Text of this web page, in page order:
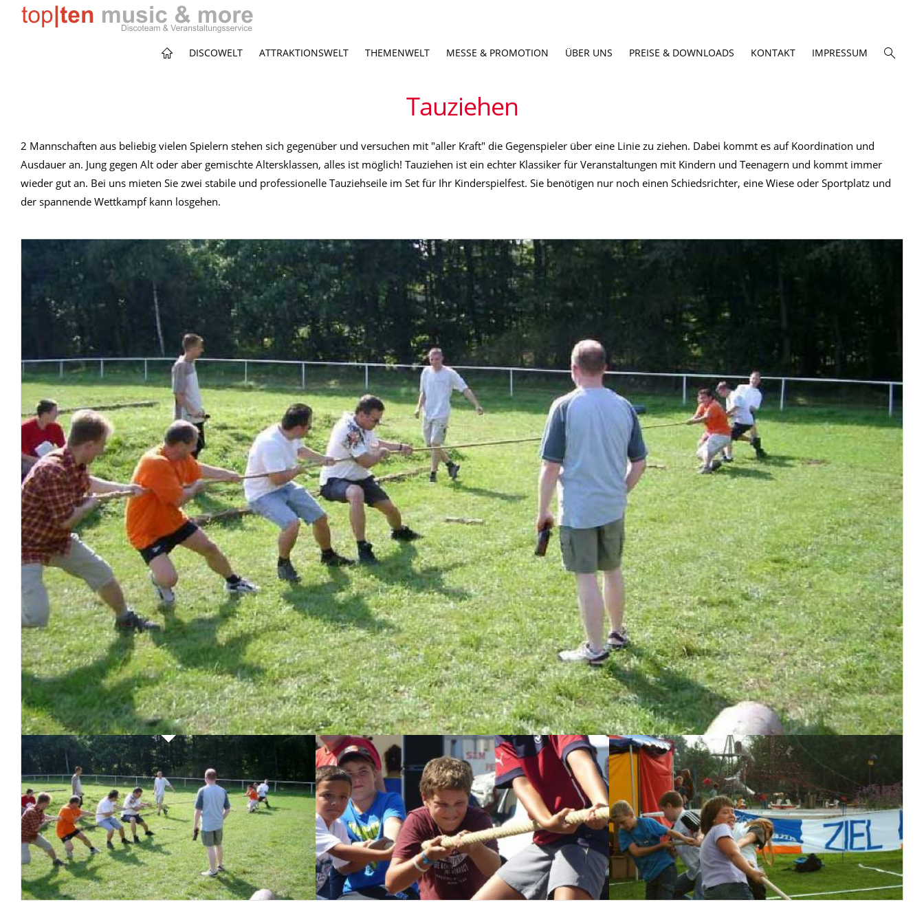
DISCOWELT ATTRAKTIONSWELT THEMENWELT MESSE & PROMOTION ÜBER UNS PREISE & DOWNLOADS KONTAKT IMPRESSUM
Tauziehen
2 Mannschaften aus beliebig vielen Spielern stehen sich gegenüber und versuchen mit "aller Kraft" die Gegenspieler über eine Linie zu ziehen. Dabei kommt es auf Koordination und
Ausdauer an. Jung gegen Alt oder aber gemischte Altersklassen, alles ist möglich! Tauziehen ist ein echter Klassiker für Veranstaltungen mit Kindern und Teenagern und kommt immer
wieder gut an. Bei uns mieten Sie zwei stabile und professionelle Tauziehseile im Set für Ihr Kinderspielfest. Sie benötigen nur noch einen Schiedsrichter, eine Wiese oder Sportplatz und
der spannende Wettkampf kann losgehen.